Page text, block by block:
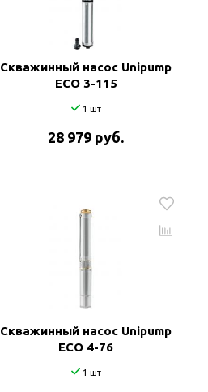
Подшипники
Джилекс
Скважинный насос Unipump
ECO 3-115
1 шт
28 979 руб.
Скважинный насос Unipump
ECO 4-76
1 шт